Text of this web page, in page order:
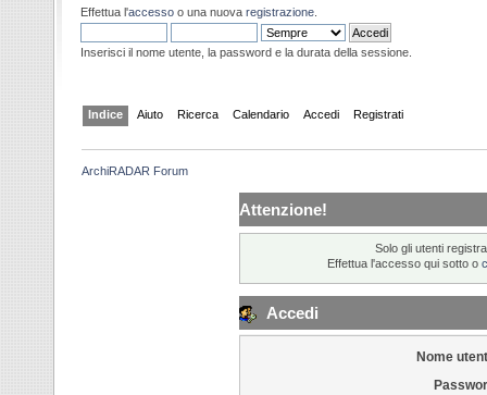
Effettua l'accesso o una nuova registrazione.
Inserisci il nome utente, la password e la durata della sessione.
Indice Aiuto Ricerca Calendario Accedi Registrati
ArchiRADAR Forum
Attenzione!
Solo gli utenti
Effettua l'accesso qui sotto o
Accedi
Nome